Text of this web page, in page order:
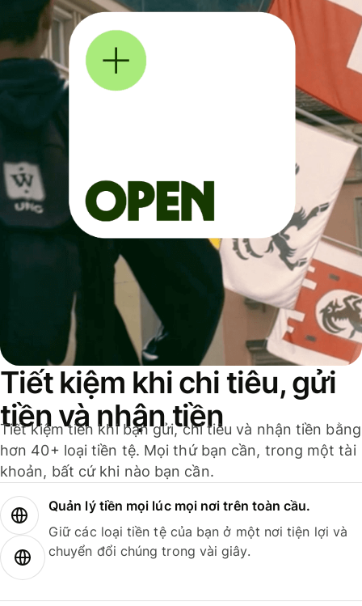
Tiết kiệm khi chi tiêu, gửi
tiền và nhận tiền
Tiết kiệm tiền khi bạn gửi, chi tiêu và nhận tiền bằng
hơn 40+ loại tiền tệ. Mọi thứ bạn cần, trong một tài
khoản, bất cứ khi nào bạn cần.
Quản lý tiền mọi lúc mọi nơi trên toàn cầu.
Giữ các loại tiền tệ của bạn ở một nơi tiện lợi và
chuyển đổi chúng trong vài giây.